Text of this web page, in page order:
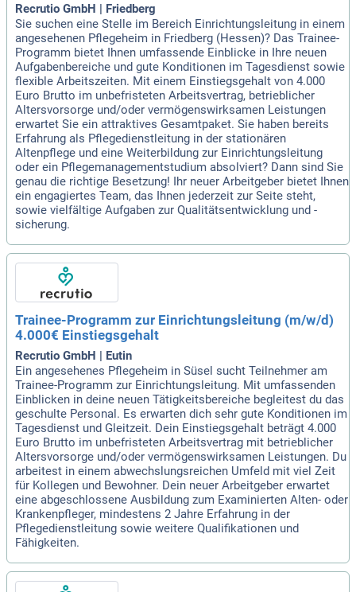
Recrutio GmbH | Friedberg
Sie suchen eine Stelle im Bereich Einrichtungsleitung in einem
angesehenen Pflegeheim in Friedberg (Hessen)? Das Trainee-
Programm bietet Ihnen umfassende Einblicke in Ihre neuen
Aufgabenbereiche und gute Konditionen im Tagesdienst sowie
flexible Arbeitszeiten. Mit einem Einstiegsgehalt von 4.000
Euro Brutto im unbefristeten Arbeitsvertrag, betrieblicher
Altersvorsorge und/oder vermögenswirksamen Leistungen
erwartet Sie ein attraktives Gesamtpaket. Sie haben bereits
Erfahrung als Pflegedienstleitung in der stationären
Altenpflege und eine Weiterbildung zur Einrichtungsleitung
oder ein Pflegemanagementstudium absolviert? Dann sind Sie
genau die richtige Besetzung! Ihr neuer Arbeitgeber bietet Ihnen
ein engagiertes Team, das Ihnen jederzeit zur Seite steht,
sowie vielfältige Aufgaben zur Qualitätsentwicklung und -
sicherung.
Trainee-Programm zur Einrichtungsleitung (m/w/d)
4.000€ Einstiegsgehalt
Recrutio GmbH | Eutin
Ein angesehenes Pflegeheim in Süsel sucht Teilnehmer am
Trainee-Programm zur Einrichtungsleitung. Mit umfassenden
Einblicken in deine neuen Tätigkeitsbereiche begleitest du das
geschulte Personal. Es erwarten dich sehr gute Konditionen im
Tagesdienst und Gleitzeit. Dein Einstiegsgehalt beträgt 4.000
Euro Brutto im unbefristeten Arbeitsvertrag mit betrieblicher
Altersvorsorge und/oder vermögenswirksamen Leistungen. Du
arbeitest in einem abwechslungsreichen Umfeld mit viel Zeit
für Kollegen und Bewohner. Dein neuer Arbeitgeber erwartet
eine abgeschlossene Ausbildung zum Examinierten Alten- oder
Krankenpfleger, mindestens 2 Jahre Erfahrung in der
Pflegedienstleitung sowie weitere Qualifikationen und
Fähigkeiten.